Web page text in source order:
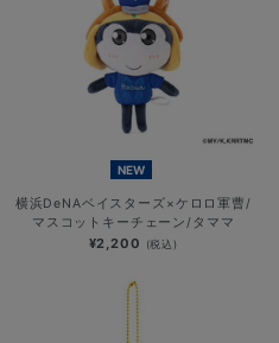
NEW
横浜DeNAベイスターズ×ケロロ軍曹/
マスコットキーチェーン/タママ
¥2,200 (税込)